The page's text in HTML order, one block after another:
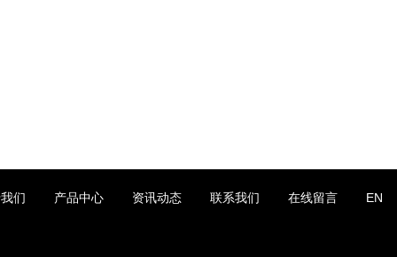
们 产品中心 资讯动态 联系我们 在线留言 EN